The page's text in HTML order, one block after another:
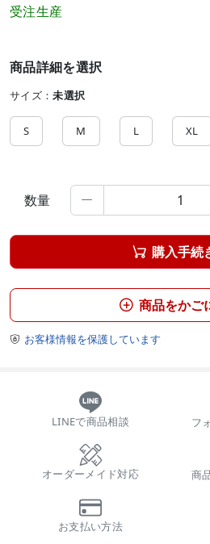
受注生産
商品詳細を選択
サイズ：未選択
S M L XL
数量 
 購入手続
 商品をかご
 お客様情報を保護しています
LINEで商品相談 フ
オーダーメイド対応 商
お支払い方法